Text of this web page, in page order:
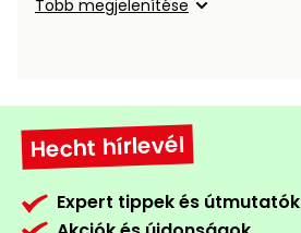
szerszám,
Több megjelenítése
Hecht hírlevél
Expert tippek és útmutatók